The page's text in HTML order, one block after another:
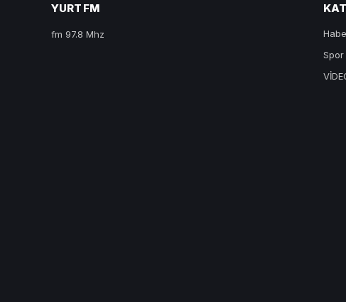
YURT FM
fm 97.8 Mhz
Spor